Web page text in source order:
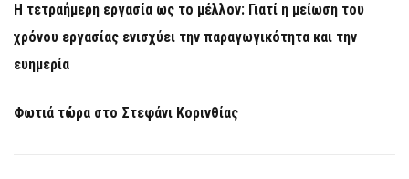
Η τετραήμερη εργασία ως το μέλλον: Γιατί η μείωση του
χρόνου εργασίας ενισχύει την παραγωγικότητα και την
ευημερία
Φωτιά τώρα στο Στεφάνι Κορινθίας